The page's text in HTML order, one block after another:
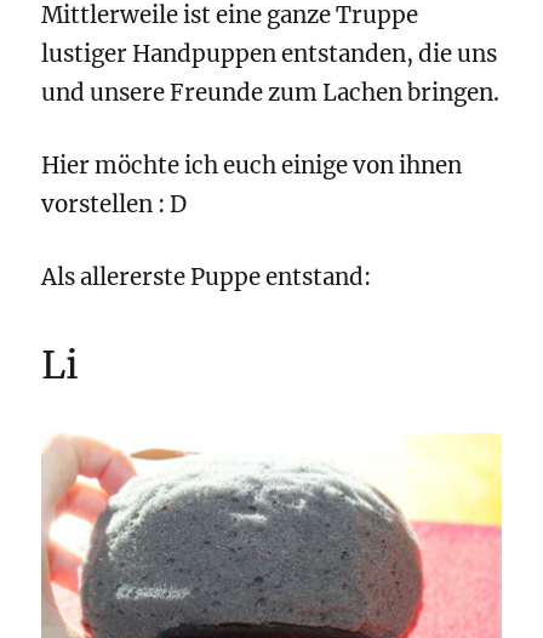
Mittlerweile ist eine ganze Truppe
lustiger Handpuppen entstanden, die uns
und unsere Freunde zum Lachen bringen.
Hier möchte ich euch einige von ihnen
vorstellen : D
Als allererste Puppe entstand:
Li